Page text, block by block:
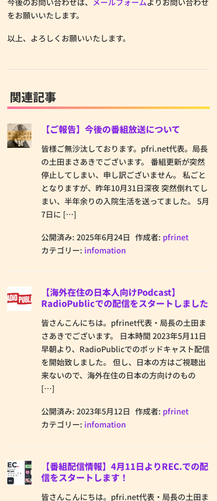
をお願いいたします。
以上、よろしくお願いいたします。
関連記事
【ご報告】今後の番組放送について
皆様ご無沙汰しております。pfri.net代表。局長
の土田まさあきでございます。 番組更新が突然
停止してしまい、申し訳ございません。 私ごと
となりますが、昨年10月31日深夜 突然倒れてし
まい、半年余りの入院生活を送ってました。 5月
7日に […]
公開済み: 2025年6月24日 作成者: pfrinet
カテゴリー: infomation
【海外在住の日本人向けPodcast】
RadioPublicでの配信をスタートしました
皆さんこんにちは。pfrinet代表・局長の土田ま
さあきでございます。 日本時間 2023年5月11日
早朝より、RadioPublicでのポッドキャスト配信
を開始致しました。 但し、日本の方はご視聴出
来ないので、海外在住の日本の方向けのもの
[…]
公開済み: 2023年5月12日 作成者: pfrinet
カテゴリー: infomation
【番組配信情報】4月11日よりREC.での配
信をスタートします！
皆さんこんにちは。pfri.net代表・局長の土田ま